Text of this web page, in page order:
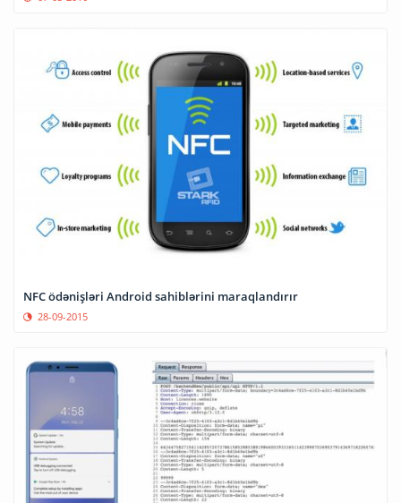
NFC ödənişləri Android sahiblərini maraqlandırır
28-09-2015